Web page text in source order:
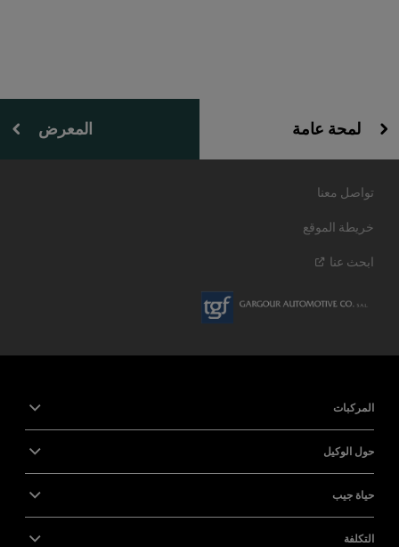
لمحة عامة المعرض
تواصل معنا
خريطة الموقع
ابحث عنا
المركبات
حول الوكيل
حياة جيب
التكلفة